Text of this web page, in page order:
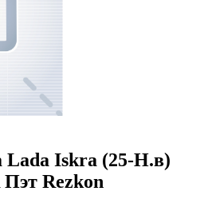
Lada Iskra (25-Н.в)
Пэт Rezkon